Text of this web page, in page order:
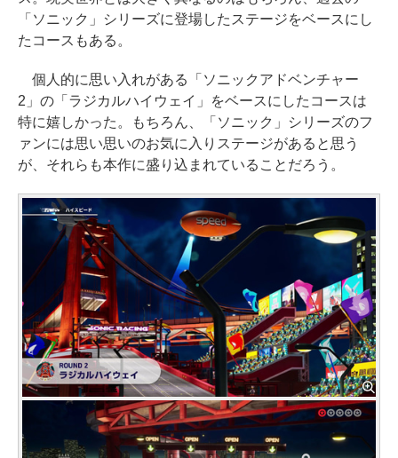
「ソニック」シリーズに登場したステージをベースにし
たコースもある。
個人的に思い入れがある「ソニックアドベンチャー
2」の「ラジカルハイウェイ」をベースにしたコースは
特に嬉しかった。もちろん、「ソニック」シリーズのフ
ァンには思い思いのお気に入りステージがあると思う
が、それらも本作に盛り込まれていることだろう。